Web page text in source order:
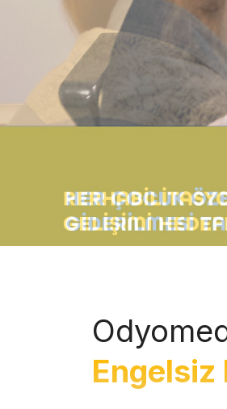
Engelsiz